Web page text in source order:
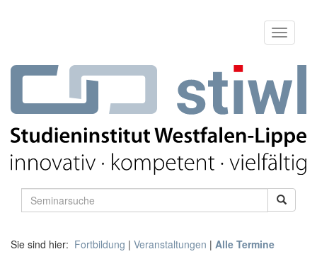
Sie sind hier: Fortbildung | Veranstaltungen | Alle Termine